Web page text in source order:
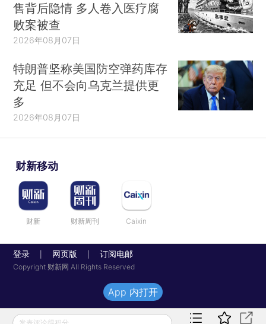
售背后隐情 多人卷入医疗腐
败案被查
2026年08月07日
特朗普坚称美国防空弹药库存
充足 但不会向乌克兰提供更
多
2026年08月07日
财新移动
财新 财新周刊 Caixin
登录 网页版 订阅电邮
Copyright 财新网 All Rights Reserved
发表评论得积分
App 内打开